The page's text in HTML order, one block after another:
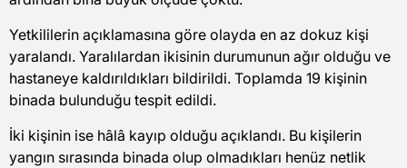
Yetkililerin açıklamasına göre olayda en az dokuz kişi
yaralandı. Yaralılardan ikisinin durumunun ağır olduğu ve
hastaneye kaldırıldıkları bildirildi. Toplamda 19 kişinin
binada bulunduğu tespit edildi.
İki kişinin ise hâlâ kayıp olduğu açıklandı. Bu kişilerin
yangın sırasında binada olup olmadıkları henüz netlik